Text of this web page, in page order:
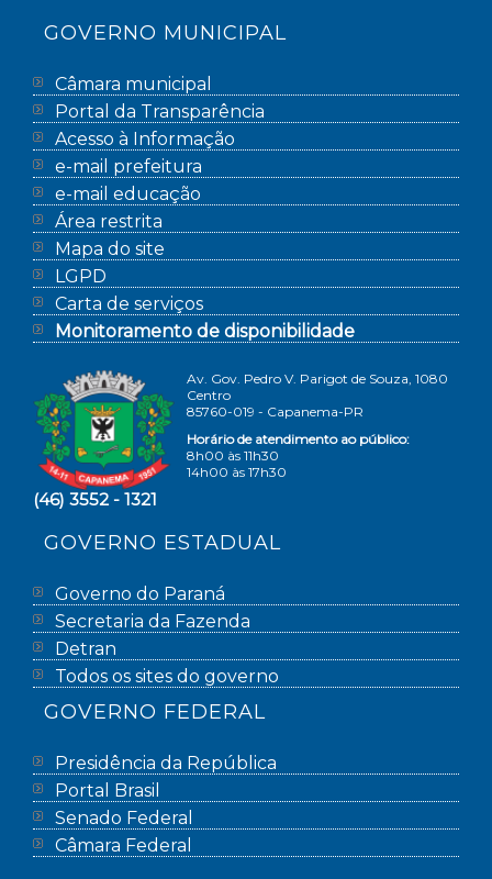
GOVERNO MUNICIPAL
Câmara municipal
Portal da Transparência
Acesso à Informação
e-mail prefeitura
e-mail educação
Área restrita
Mapa do site
LGPD
Carta de serviços
Monitoramento de disponibilidade
Av. Gov. Pedro V. Parigot de Souza, 1080
Centro
85760-019 - Capanema-PR
Horário de atendimento ao público:
8h00 às 11h30
14h00 às 17h30
(46) 3552 - 1321
GOVERNO ESTADUAL
Governo do Paraná
Secretaria da Fazenda
Detran
Todos os sites do governo
GOVERNO FEDERAL
Presidência da República
Portal Brasil
Senado Federal
Câmara Federal